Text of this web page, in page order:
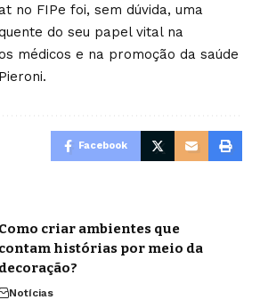
no FIPe foi, sem dúvida, uma
do seu papel vital na
médicos e na promoção da saúde
Facebook
Como criar ambientes que
contam histórias por meio da
decoração?
Notícias